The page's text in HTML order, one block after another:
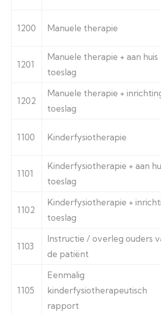
1200 Manuele therapie
1201
Manuele therapie + aan huis
toeslag
1202
Manuele therapie +
toeslag
1100 Kinderfysiotherapie
1101
Kinderfysiotherapie + aan
toeslag
1102
Kinderfysiotherapie +
toeslag
1103
Instructie / overleg ouders
de patiënt
1105
Eenmalig
kinderfysiotherapeutisch
rapport